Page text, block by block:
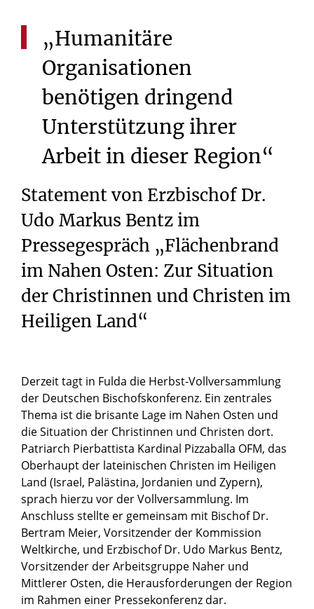
„Humanitäre
Organisationen
benötigen dringend
Unterstützung ihrer
Arbeit in dieser Region“
Statement von Erzbischof Dr.
Udo Markus Bentz im
Pressegespräch „Flächenbrand
im Nahen Osten: Zur Situation
der Christinnen und Christen im
Heiligen Land“
Derzeit tagt in Fulda die Herbst-Vollversammlung
der Deutschen Bischofskonferenz. Ein zentrales
Thema ist die brisante Lage im Nahen Osten und
die Situation der Christinnen und Christen dort.
Patriarch Pierbattista Kardinal Pizzaballa OFM, das
Oberhaupt der lateinischen Christen im Heiligen
Land (Israel, Palästina, Jordanien und Zypern),
sprach hierzu vor der Vollversammlung. Im
Anschluss stellte er gemeinsam mit Bischof Dr.
Bertram Meier, Vorsitzender der Kommission
Weltkirche, und Erzbischof Dr. Udo Markus Bentz,
Vorsitzender der Arbeitsgruppe Naher und
Mittlerer Osten, die Herausforderungen der Region
im Rahmen einer Pressekonferenz dar.